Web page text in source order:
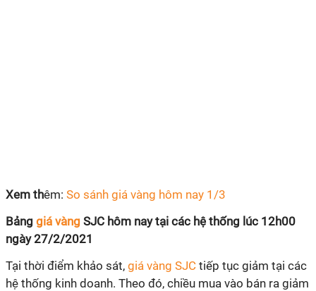
Xem thêm: So sánh giá vàng hôm nay 1/3
Bảng giá vàng SJC hôm nay tại các hệ thống lúc 12h00
ngày 27/2/2021
Tại thời điểm khảo sát, giá vàng SJC tiếp tục giảm tại các
hệ thống kinh doanh. Theo đó, chiều mua vào bán ra giảm